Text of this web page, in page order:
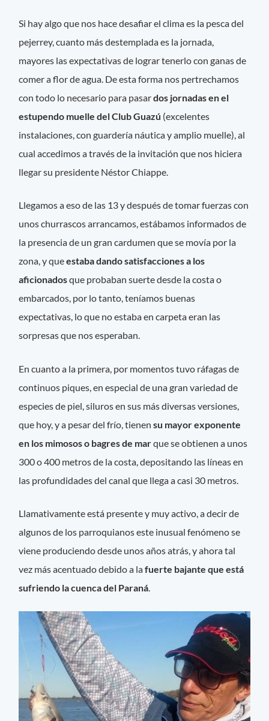
Si hay algo que nos hace desafiar el clima es la pesca del
pejerrey, cuanto más destemplada es la jornada,
mayores las expectativas de lograr tenerlo con ganas de
comer a flor de agua. De esta forma nos pertrechamos
con todo lo necesario para pasardos jornadas en el
estupendo muelle del Club Guazú (excelentes
instalaciones, con guardería náutica y amplio muelle), al
cual accedimos a través de la invitación que nos hiciera
llegar su presidente Néstor Chiappe.
Llegamos a eso de las 13 y después de tomar fuerzas con
unos churrascos arrancamos, estábamos informados de
la presencia de un gran cardumen que se movía por la
zona, y queestaba dando satisfacciones a los
aficionadosque probaban suerte desde la costa o
embarcados, por lo tanto, teníamos buenas
expectativas, lo que no estaba en carpeta eran las
sorpresas que nos esperaban.
En cuanto a la primera, por momentos tuvo ráfagas de
continuos piques, en especial de una gran variedad de
especies de piel, siluros en sus más diversas versiones,
que hoy, y a pesar del frío, tienensu mayor exponente
en los mimosos o bagres de marque se obtienen a unos
300 o 400 metros de la costa, depositando las líneas en
las profundidades del canal que llega a casi 30 metros.
Llamativamente está presente y muy activo, a decir de
algunos de los parroquianos este inusual fenómeno se
viene produciendo desde unos años atrás, y ahora tal
vez más acentuado debido a lafuerte bajante que está
sufriendo la cuenca del Paraná